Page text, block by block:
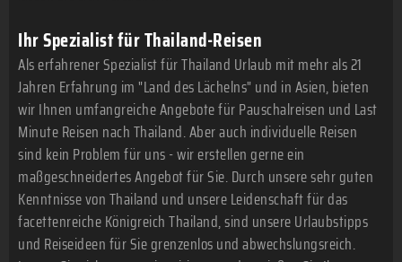
Ihr Spezialist für Thailand-Reisen
Als erfahrener Spezialist für Thailand Urlaub mit mehr als 21
Jahren Erfahrung im "Land des Lächelns" und in Asien, bieten
wir Ihnen umfangreiche Angebote für Pauschalreisen und Last
Minute Reisen nach Thailand. Aber auch individuelle Reisen
sind kein Problem für uns - wir erstellen gerne ein
maßgeschneidertes Angebot für Sie. Durch unsere sehr guten
Kenntnisse von Thailand und unsere Leidenschaft für das
facettenreiche Königreich Thailand, sind unsere Urlaubstipps
und Reiseideen für Sie grenzenlos und abwechslungsreich.